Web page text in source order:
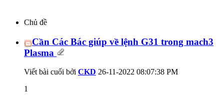
Chủ đề
Cần Các Bác giúp về lệnh G31 trong mach3
Plasma
Viết bài cuối bởi CKD 26-11-2022 08:07:38 PM
1